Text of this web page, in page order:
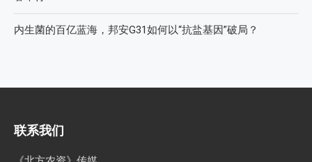
内生菌的百亿蓝海，邦安G31如何以“抗盐基因”破局？
联系我们